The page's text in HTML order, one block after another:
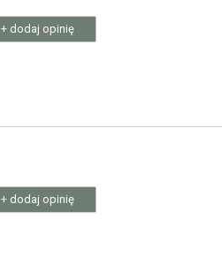
+ dodaj opinię
+ dodaj opinię